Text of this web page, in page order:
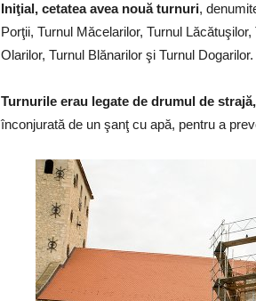
Iniţial, cetatea avea nouă turnuri,
Porţii, Turnul Măcelarilor, Turnul
Olarilor, Turnul Blănarilor şi Turnul Dogarilor.
Turnurile erau legate de drumul de
înconjurată de un şanţ cu apă, pentru a